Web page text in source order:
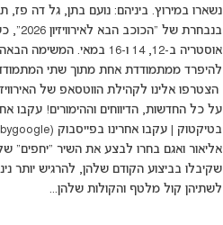
אוסטריה ב-12, 14 ו-16
להיפרד ממתמודדת אחת מתוך שתי
הצטרפו אלינו לקהילת הווטסאפ של
על כל החדשות, הדיווחים וההימורים! עקבו
אליאור ואגם בחרו לבצע את השיר "יחפים"
שקיבלו בביצוע הקודם שלהן, להרגיש יותר
לשתיהן קול מלטף והקולות שלהן...